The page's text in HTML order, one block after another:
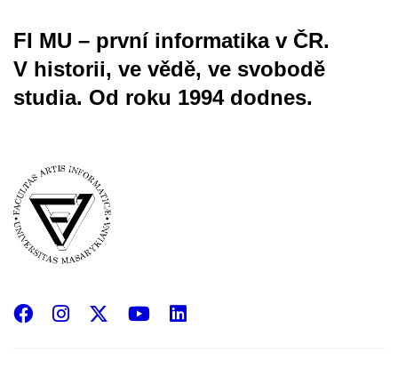
FI MU – první informatika v ČR.
V historii, ve vědě, ve svobodě
studia. Od roku 1994 dodnes.
Facebook
InstagramYouTube